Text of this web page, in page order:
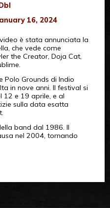
16, 2024
è stata annunciata la
che vede come
the Creator, Doja Cat,
Polo Grounds di Indio
in nove anni. Il festival si
12 e 19 aprile, e al
sulla data esatta
band dal 1986. Il
nel 2004, tornando